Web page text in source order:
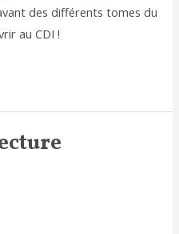
des différents tomes du
au CDI !